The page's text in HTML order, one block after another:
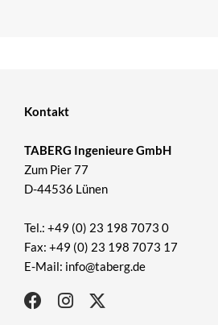
Kontakt
TABERG Ingenieure GmbH
Zum Pier 77
D-44536 Lünen
Tel.: +49 (0) 23 198 7073 0
Fax: +49 (0) 23 198 7073 17
E-Mail: info@taberg.de